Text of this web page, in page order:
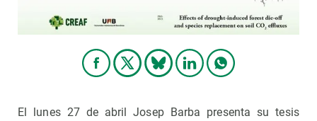
El lunes 27 de abril Josep Barba presenta su tesis